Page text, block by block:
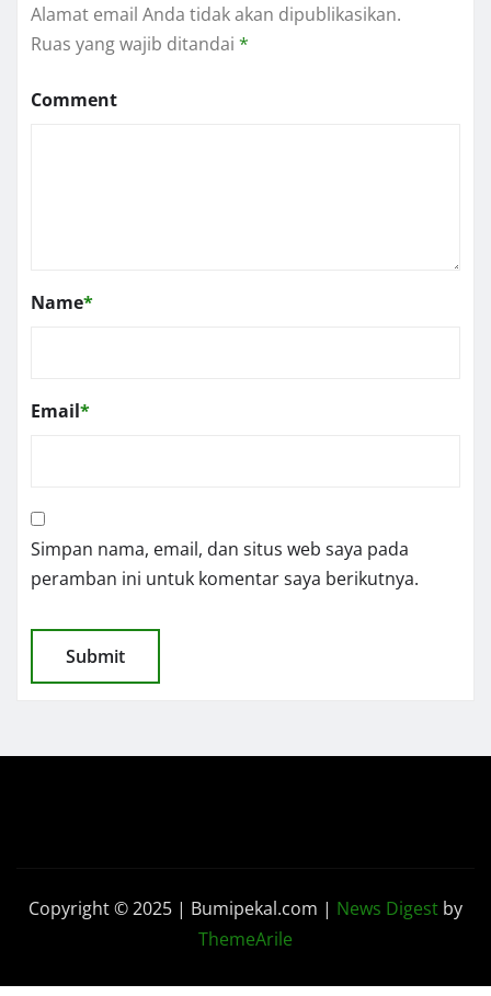
Alamat email Anda tidak akan dipublikasikan.
Ruas yang wajib ditandai *
Comment
Name*
Email*
Simpan nama, email, dan situs web saya pada
peramban ini untuk komentar saya berikutnya.
Copyright © 2025 | Bumipekal.com | News Digest by
ThemeArile